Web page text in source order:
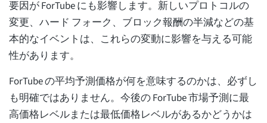
要因が ForTube にも影響します。新しいプロトコルの
変更、ハード フォーク、ブロック報酬の半減などの基
本的なイベントは、これらの変動に影響を与える可能
性があります。
ForTube の平均予測価格が何を意味するのかは、必ずし
も明確ではありません。今後の ForTube 市場予測に最
高価格レベルまたは最低価格レベルがあるかどうかは